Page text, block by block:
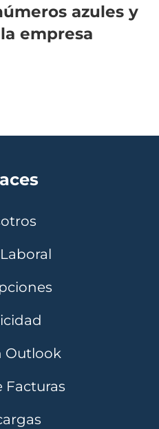
azules y
empresa
Outlook
Facturas